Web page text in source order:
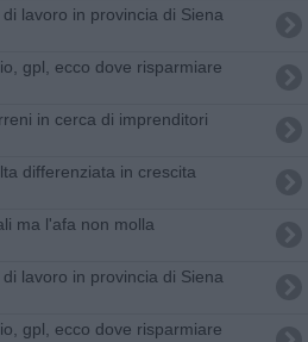
lavoro in provincia di Siena
gpl, ecco dove risparmiare
in cerca di imprenditori
differenziata in crescita
ma l'afa non molla
lavoro in provincia di Siena
gpl, ecco dove risparmiare